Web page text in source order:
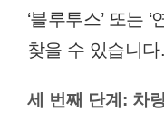
‘블루투스’ 또는
찾을 수 있습니다.
세 번째 단계: 차